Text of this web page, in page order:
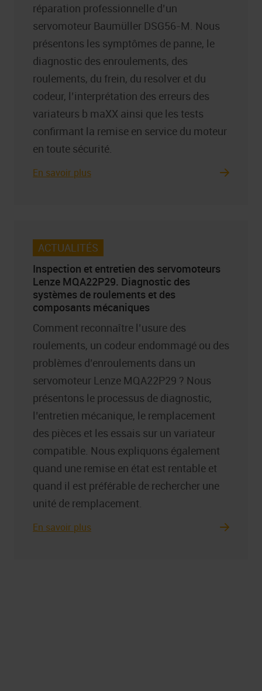
réparation professionnelle d’un
servomoteur Baumüller DSG56-M. Nous
présentons les symptômes de panne, le
diagnostic des enroulements, des
roulements, du frein, du resolver et du
codeur, l’interprétation des erreurs des
variateurs b maXX ainsi que les tests
confirmant la remise en service du moteur
en toute sécurité.
En savoir plus
ACTUALITÉS
Inspection et entretien des servomoteurs
Lenze MQA22P29. Diagnostic des
systèmes de roulements et des
composants mécaniques
Comment reconnaître l’usure des
roulements, un codeur endommagé ou des
problèmes d’enroulements dans un
servomoteur Lenze MQA22P29 ? Nous
présentons le processus de diagnostic,
l’entretien mécanique, le remplacement
des pièces et les essais sur un variateur
compatible. Nous expliquons également
quand une remise en état est rentable et
quand il est préférable de rechercher une
unité de remplacement.
En savoir plus